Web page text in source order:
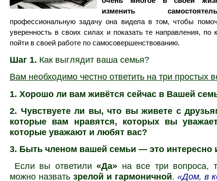
изменить
профессиональную задачу она видела в том, чтобы
уверенность в своих силах и показать те направления, по
пойти в своей работе по самосовершенствованию.
Шаг 1. Как выглядит ваша семья?
Вам необходимо честно ответить на три простых
1. Хорошо ли вам живётся сейчас в Вашей
2. Чувствуете ли вы, что вы живете с
которые вам нравятся, которых вы
которые уважают и любят вас?
3. Быть членом вашей семьи — это интересно
Если вы ответили«Да» на все три вопроса,
можно назвать зрелой и гармоничной. «Дом, в